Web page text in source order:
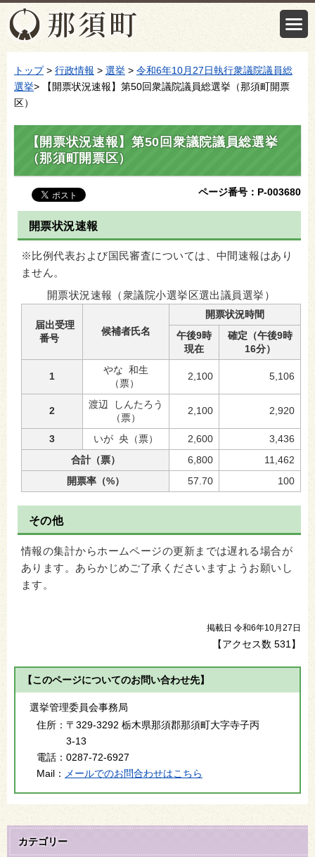
トップ> 行政情報 > 選挙 > 令和6年10月27日執行衆議院議員総
選挙> 【開票状況速報】第50回衆議院議員総選挙（那須町開票
区）
【開票状況速報】第50回衆議院議員総選挙
（那須町開票区）
ページ番号：P-003680
開票状況速報
※比例代表および国民審査については、中間速報はあり
ません。
開票状況速報（衆議院小選挙区選出議員選挙）
届出受理
番号
候補者氏名
開票状況時間
午後9時
現在
確定（午後9時
16分）
1
やな 和生
（票）
2,100 5,106
2
渡辺 しんたろう
（票）
2,100 2,920
3 いが 央（票） 2,600
3,436
合計（票）
6,800
11,462
開票率（%）
57.70 100
その他
情報の集計からホームページの更新までは遅れる場合が
あります。あらかじめご了承くださいますようお願いし
ます。
掲載日 令和6年10月27日
【アクセス数 531 】
【このページについてのお問い合わせ先】
選挙管理委員会事務局
住所： 〒329-3292 栃木県那須郡那須町大字寺子丙
3-13
電話： 0287-72-6927
Mail：
メールでのお問合わせはこちら
カテゴリー